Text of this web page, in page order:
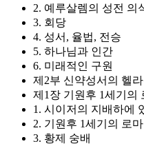
2. 예루살렘의 성전 의
3. 회당
4. 성서, 율법, 전승
5. 하나님과 인간
6. 미래적인 구원
제2부 신약성서의 헬
제1장 기원후 1세기의
1. 시이저의 지배하에
2. 기원후 1세기의 로
3. 황제 숭배